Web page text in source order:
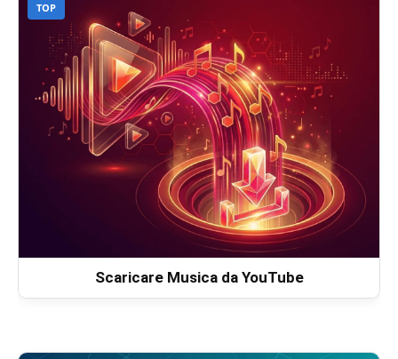
TOP
Scaricare Musica da YouTube